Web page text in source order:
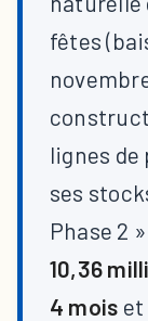
fêtes
lignes
ses
Phase 2
10,36
4 mois